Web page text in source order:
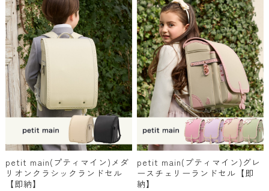
petit main(プティマイン)メダ
リオンクラシックランドセル
【即納】
petit main(プティマイン)グレ
ースチェリーランドセル【即
納】